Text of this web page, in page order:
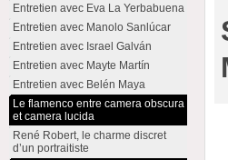
Entretien avec Eva La Yerbabuena
Entretien avec Manolo Sanlúcar
Entretien avec Israel Galván
Entretien avec Mayte Martín
Entretien avec Belén Maya
Le flamenco entre camera obscura
et camera lucida
René Robert, le charme discret
d’un portraitiste